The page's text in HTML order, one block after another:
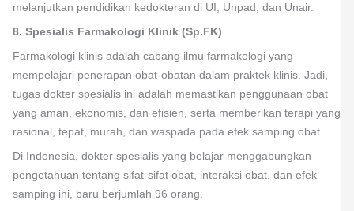
melanjutkan pendidikan kedokteran di UI, Unpad, dan Unair.
8. Spesialis Farmakologi Klinik (Sp.FK)
Farmakologi klinis adalah cabang ilmu farmakologi yang
mempelajari penerapan obat-obatan dalam praktek klinis. Jadi,
tugas dokter spesialis ini adalah memastikan penggunaan obat
yang aman, ekonomis, dan efisien, serta memberikan terapi yang
rasional, tepat, murah, dan waspada pada efek samping obat.
Di Indonesia, dokter spesialis yang belajar menggabungkan
pengetahuan tentang sifat-sifat obat, interaksi obat, dan efek
samping ini, baru berjumlah 96 orang.